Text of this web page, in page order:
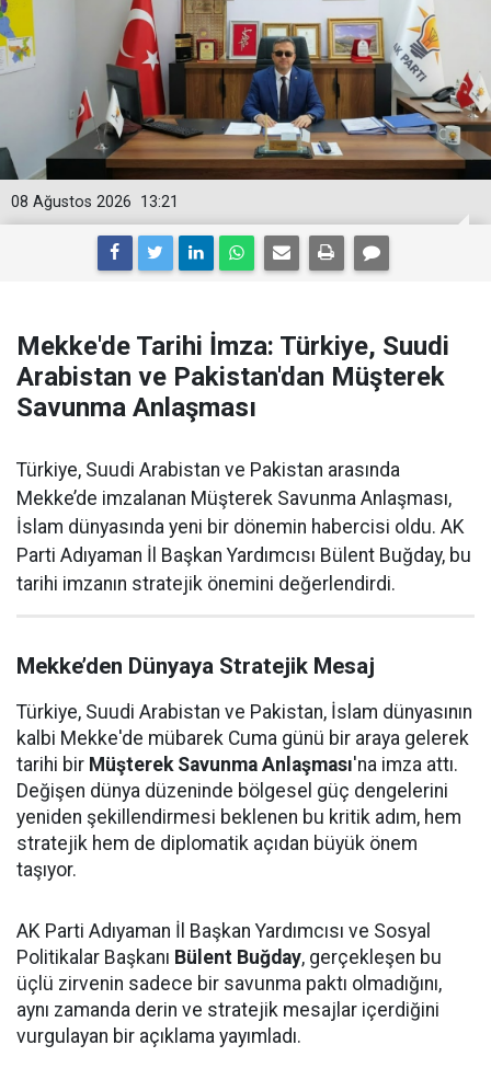
13:21
08 Ağustos 2026
Mekke'de Tarihi İmza: Türkiye, Suudi
Arabistan ve Pakistan'dan Müşterek
Savunma Anlaşması
Türkiye, Suudi Arabistan ve Pakistan arasında
Mekke’de imzalanan Müşterek Savunma Anlaşması,
İslam dünyasında yeni bir dönemin habercisi oldu. AK
Parti Adıyaman İl Başkan Yardımcısı Bülent Buğday, bu
tarihi imzanın stratejik önemini değerlendirdi.
Mekke’den Dünyaya Stratejik Mesaj
Türkiye, Suudi Arabistan ve Pakistan, İslam dünyasının
kalbi Mekke'de mübarek Cuma günü bir araya gelerek
tarihi bir Müşterek Savunma Anlaşması'na imza attı.
Değişen dünya düzeninde bölgesel güç dengelerini
yeniden şekillendirmesi beklenen bu kritik adım, hem
stratejik hem de diplomatik açıdan büyük önem
taşıyor.
AK Parti Adıyaman İl Başkan Yardımcısı ve Sosyal
Politikalar Başkanı Bülent Buğday, gerçekleşen bu
üçlü zirvenin sadece bir savunma paktı olmadığını,
aynı zamanda derin ve stratejik mesajlar içerdiğini
vurgulayan bir açıklama yayımladı.